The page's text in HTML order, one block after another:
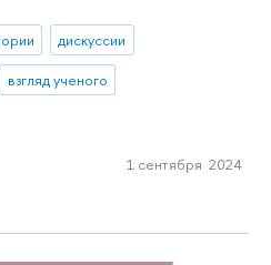
дискуссии
взгляд ученого
1 сентября 2024